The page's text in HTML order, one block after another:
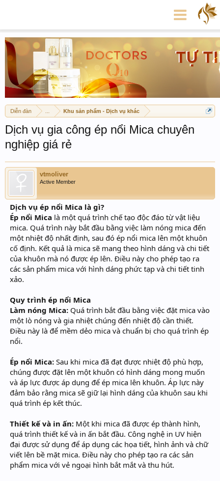
Diễn đàn Khu sản phẩm - Dịch vụ khác
Dịch vụ gia công ép nổi Mica chuyên
nghiệp giá rẻ
vtmoliver
Active Member
Dịch vụ ép nổi Mica là gì?
Ép nổi Mica là một quá trình chế tạo độc đáo từ vật liệu
mica. Quá trình này bắt đầu bằng việc làm nóng mica đến
một nhiệt độ nhất định, sau đó ép nổi mica lên một khuôn
cố định. Kết quả là mica sẽ mang theo hình dáng và chi tiết
của khuôn mà nó được ép lên. Điều này cho phép tạo ra
các sản phẩm mica với hình dáng phức tạp và chi tiết tinh
xảo.
Quy trình ép nổi Mica
Làm nóng Mica: Quá trình bắt đầu bằng việc đặt mica vào
một lò nóng và gia nhiệt chúng đến nhiệt độ cần thiết.
Điều này là để mềm dẻo mica và chuẩn bị cho quá trình ép
nổi.
Ép nổi Mica: Sau khi mica đã đạt được nhiệt độ phù hợp,
chúng được đặt lên một khuôn có hình dáng mong muốn
và áp lực được áp dụng để ép mica lên khuôn. Áp lực này
đảm bảo rằng mica sẽ giữ lại hình dáng của khuôn sau khi
quá trình ép kết thúc.
Thiết kế và in ấn: Một khi mica đã được ép thành hình,
quá trình thiết kế và in ấn bắt đầu. Công nghệ in UV hiện
đại được sử dụng để áp dụng các họa tiết, hình ảnh và chữ
viết lên bề mặt mica. Điều này cho phép tạo ra các sản
phẩm mica với vẻ ngoại hình bắt mắt và thu hút.